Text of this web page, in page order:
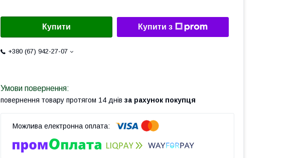
Купити Купити з
+380 (67) 942-27-07
повернення товару протягом 14 днів за рахунок покупця